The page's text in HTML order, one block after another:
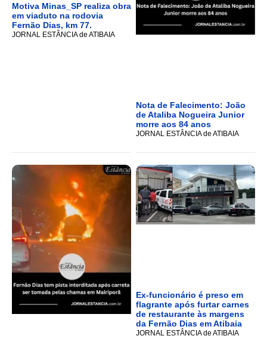
Motiva Minas_SP realiza obra
em viaduto na rodovia
Fernão Dias, km 77.
JORNAL ESTÂNCIA de ATIBAIA
Nota de Falecimento: João
de Ataliba Nogueira Junior
morre aos 84 anos
JORNAL ESTÂNCIA de ATIBAIA
Ex-funcionário é preso em
flagrante após furtar carnes
de restaurante às margens
da Fernão Dias em Atibaia
JORNAL ESTÂNCIA de ATIBAIA